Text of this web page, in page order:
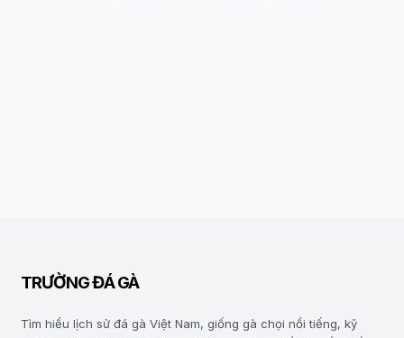
TRƯỜNG ĐÁ GÀ
Tìm hiểu lịch sử đá gà Việt Nam, giống gà chọi nổi tiếng, kỹ